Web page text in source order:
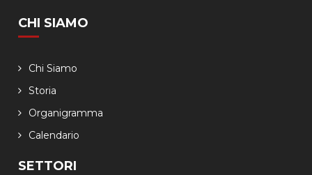
CHI SIAMO
Chi Siamo
Storia
Organigramma
Calendario
SETTORI